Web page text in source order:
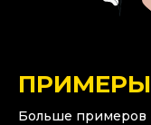
Больше примеров